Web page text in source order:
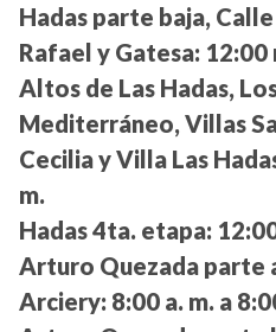
Hadas parte baja,
Rafael y Gatesa: 12:00
Altos de Las Hadas,
Mediterráneo, Villas
Cecilia y Villa Las
m.
Hadas 4ta. etapa:
Arturo Quezada parte
Arciery: 8:00 a. m. a